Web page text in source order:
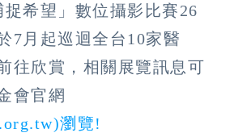
希望」數位攝影比賽26
7月起巡迴全台10家醫
往欣賞，相關展覽訊息可
會官網
瀏覽!